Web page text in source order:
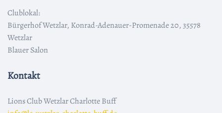
Clublokal:
Bürgerhof Wetzlar, Konrad-Adenauer-Promenade 20, 35578
Wetzlar
Blauer Salon
Kontakt
Lions Club Wetzlar Charlotte Buff